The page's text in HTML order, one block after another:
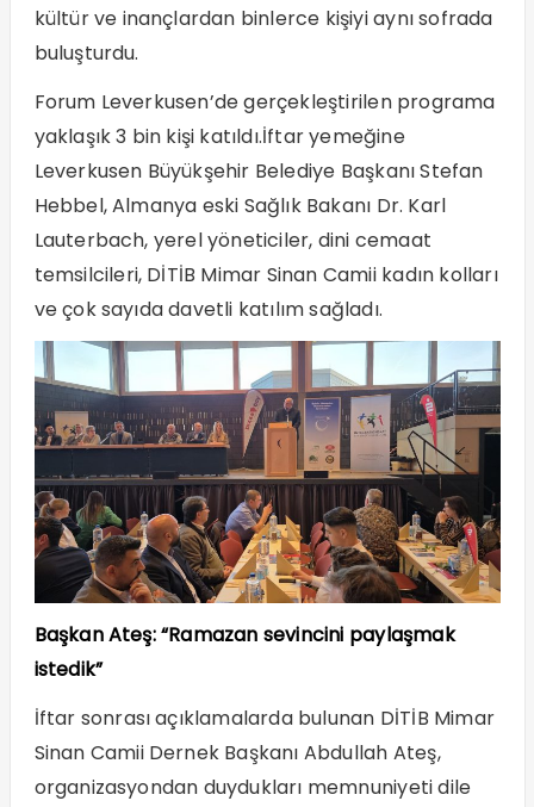
kültür ve inançlardan binlerce kişiyi aynı sofrada
buluşturdu.
Forum Leverkusen’de gerçekleştirilen programa
yaklaşık 3 bin kişi katıldı.İftar yemeğine
Leverkusen Büyükşehir Belediye Başkanı Stefan
Hebbel, Almanya eski Sağlık Bakanı Dr. Karl
Lauterbach, yerel yöneticiler, dini cemaat
temsilcileri, DİTİB Mimar Sinan Camii kadın kolları
ve çok sayıda davetli katılım sağladı.
Başkan Ateş: “Ramazan sevincini paylaşmak
istedik”
İftar sonrası açıklamalarda bulunan DİTİB Mimar
Sinan Camii Dernek Başkanı Abdullah Ateş,
organizasyondan duydukları memnuniyeti dile